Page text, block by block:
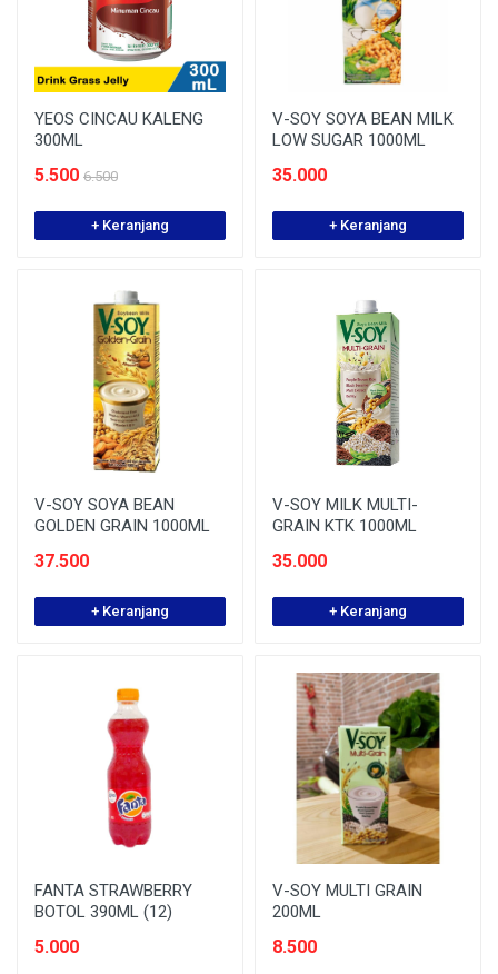
YEOS CINCAU KALENG
300ML
5.500 6.500
+ Keranjang
V-SOY SOYA BEAN MILK
LOW SUGAR 1000ML
35.000
+ Keranjang
V-SOY SOYA BEAN
GOLDEN GRAIN 1000ML
37.500
+ Keranjang
V-SOY MILK MULTI-
GRAIN KTK 1000ML
35.000
+ Keranjang
FANTA STRAWBERRY
BOTOL 390ML (12)
5.000
V-SOY MULTI GRAIN
200ML
8.500